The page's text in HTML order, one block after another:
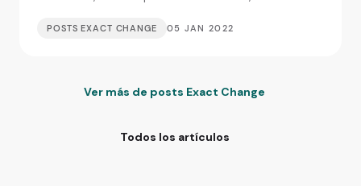
POSTS EXACT CHANGE 05 JAN 2022
Ver más de posts Exact Change
Todos los artículos